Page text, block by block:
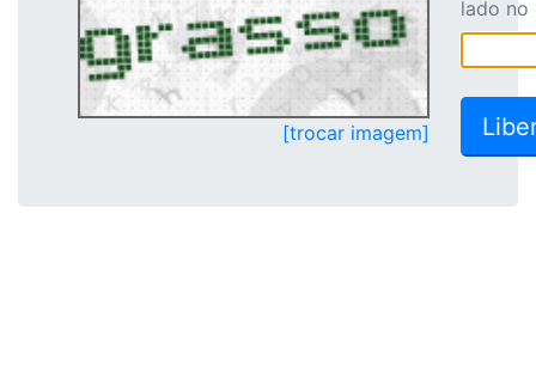
[trocar imagem]
lado no